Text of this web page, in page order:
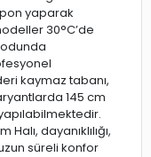
yaparak
30°C’de
kaymaz tabanı,
145 cm
dayanıklılığı,
süreli konfor